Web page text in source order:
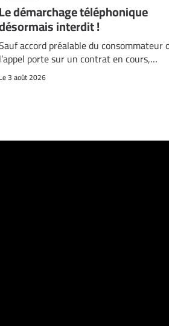
Le démarchage téléphonique
interdit !
accord préalable du consommateur
l’appel porte sur un contrat en cours,…
Le 3 août 2026